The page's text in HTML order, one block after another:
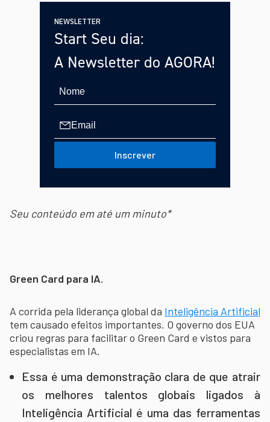
NEWSLETTER
Start Seu dia:
A Newsletter do AGORA!
Inscrever
Seu conteúdo em até um minuto*
Green Card para IA.
A corrida pela liderança global da Inteligência Artificial
tem causado efeitos importantes. O governo dos EUA
criou regras para facilitar o Green Card e vistos para
especialistas em IA.
Essa é uma demonstração clara de que atrair
os melhores talentos globais ligados à
Inteligência Artificial é uma das ferramentas